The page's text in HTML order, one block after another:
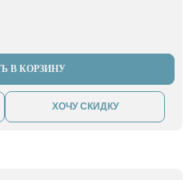
В КОРЗИНУ
ХОЧУ СКИДКУ